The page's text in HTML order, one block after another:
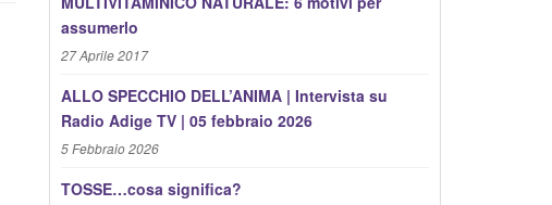
assumerlo
27 Aprile 2017
ALLO SPECCHIO DELL’ANIMA | Intervista su
Radio Adige TV | 05 febbraio 2026
5 Febbraio 2026
TOSSE…cosa significa?